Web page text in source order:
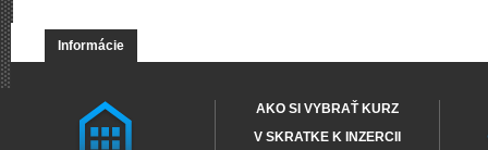
Informácie
AKO SI VYBRAŤ KURZ
V SKRATKE K INZERCII